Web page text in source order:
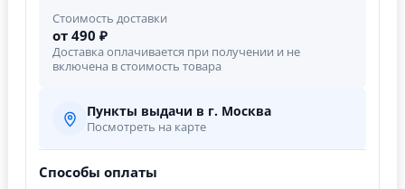
Стоимость доставки
от 490 ₽
Доставка оплачивается при получении и не
включена в стоимость товара
Пункты выдачи в г. Москва
Посмотреть на карте
Способы оплаты